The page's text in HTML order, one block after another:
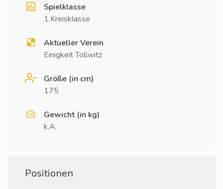
Spielklasse
1.Kreisklasse
Aktueller Verein
Einigkeit Tollwitz
Größe (in cm)
175
Gewicht (in kg)
k.A.
Positionen